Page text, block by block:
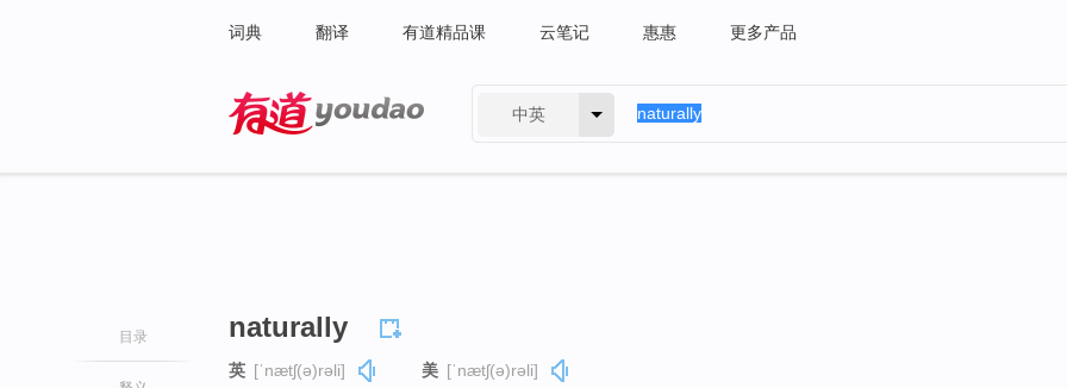
词典 翻译 有道精品课 云笔记 惠惠 更多产品
中英
目录 naturally
英 [ˈnætʃ(ə)rəli] 美 [ˈnætʃ(ə)rəli]